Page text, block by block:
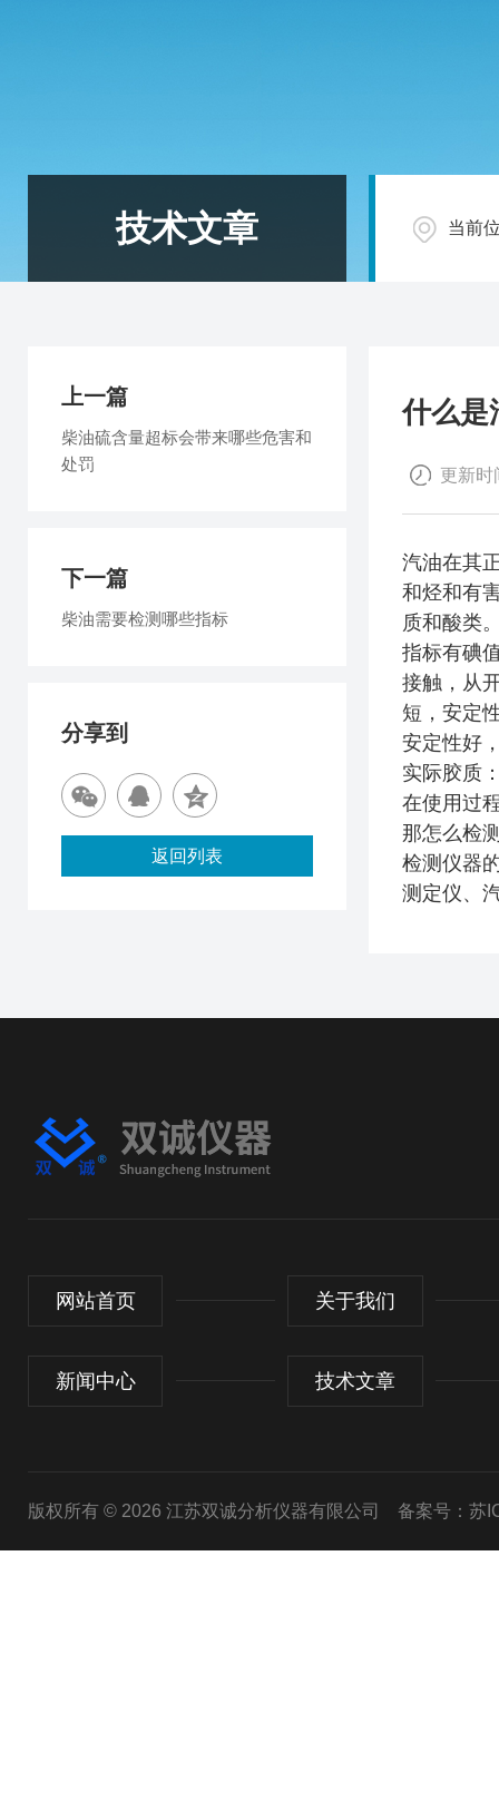
技术文章 当前
什么是
更新时
汽油在其
和烃和有
质和酸类
指标有碘
接触，从
短，安定
安定性好
实际胶质
在使用过
那怎么检
检测仪器
测定仪、
上一篇
柴油硫含量超标会带来哪些危害和
处罚
下一篇
柴油需要检测哪些指标
分享到
返回列表
网站首页 关于我们
新闻中心 技术文章
版权所有 © 2026 江苏双诚分析仪器有限公司 备案号：苏